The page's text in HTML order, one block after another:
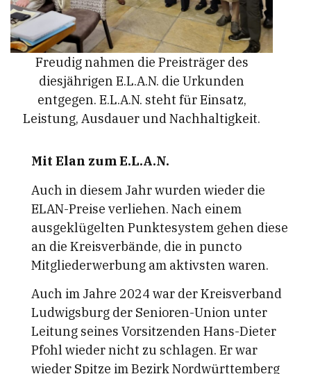
Freudig nahmen die Preisträger des
diesjährigen E.L.A.N. die Urkunden
entgegen. E.L.A.N. steht für Einsatz,
Leistung, Ausdauer und Nachhaltigkeit.
Mit Elan zum E.L.A.N.
Auch in diesem Jahr wurden wieder die
ELAN-Preise verliehen. Nach einem
ausgeklügelten Punktesystem gehen diese
an die Kreisverbände, die in puncto
Mitgliederwerbung am aktivsten waren.
Auch im Jahre 2024 war der Kreisverband
Ludwigsburg der Senioren-Union unter
Leitung seines Vorsitzenden Hans-Dieter
Pfohl wieder nicht zu schlagen. Er war
wieder Spitze im Bezirk Nordwürttemberg